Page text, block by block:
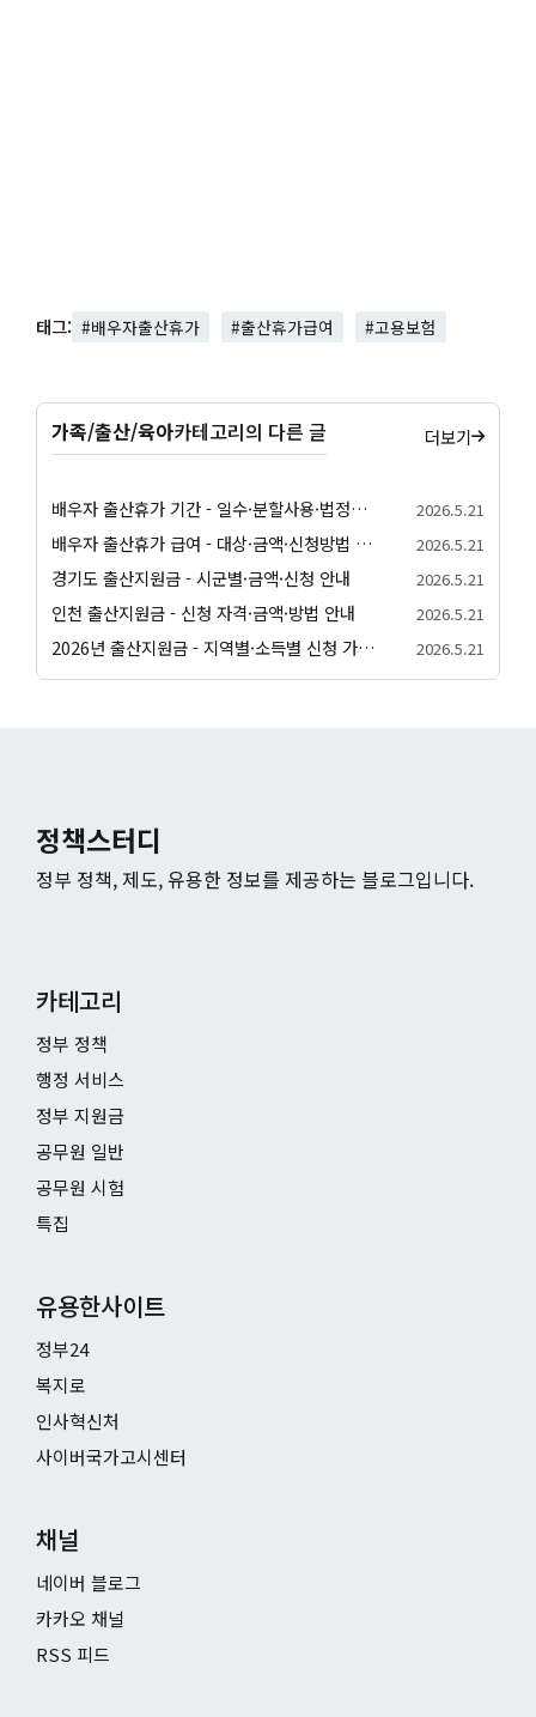
태그: #배우자출산휴가 #출산휴가급여 #고용보험
가족/출산/육아카테고리의 다른 글 더보기
배우자 출산휴가 기간 - 일수·분할사용·법정기준 안내 2026.5.21
배우자 출산휴가 급여 - 대상·금액·신청방법 정리 2026.5.21
경기도 출산지원금 - 시군별·금액·신청 안내 2026.5.21
인천 출산지원금 - 신청 자격·금액·방법 안내 2026.5.21
2026년 출산지원금 - 지역별·소득별 신청 가이드 2026.5.21
정책스터디
정부 정책, 제도, 유용한 정보를 제공하는 블로그입니다.
카테고리
정부 정책
행정 서비스
정부 지원금
공무원 일반
공무원 시험
특집
유용한사이트
정부24
복지로
인사혁신처
사이버국가고시센터
채널
네이버 블로그
카카오 채널
RSS 피드